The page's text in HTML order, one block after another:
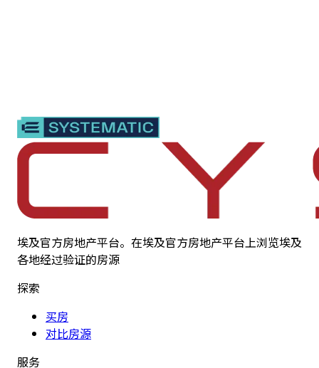
埃及官方房地产平台。在埃及官方房地产平台上浏览埃及
各地经过验证的房源
探索
买房
对比房源
服务